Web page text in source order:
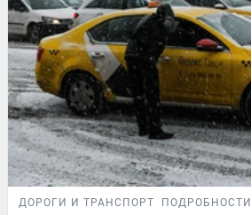
ДОРОГИ И ТРАНСПОРТ ПОДРОБНОСТИ